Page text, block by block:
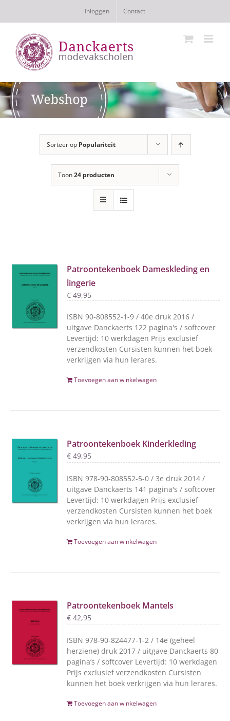
Inloggen Contact
Sorteer op Populariteit
Toon24 producten
Patroontekenboek Dameskleding en
lingerie
€ 49,95
ISBN 90-808552-1-9 / 40e druk 2016 /
uitgave Danckaerts 122 pagina's / softcover
Levertijd: 10 werkdagen Prijs exclusief
verzendkosten Cursisten kunnen het boek
verkrijgen via hun lerares.
Toevoegen aan winkelwagen
Patroontekenboek Kinderkleding
€ 49,95
ISBN 978-90-808552-5-0 / 3e druk 2014 /
uitgave Danckaerts 141 pagina's / softcover
Levertijd: 10 werkdagen Prijs exclusief
verzendkosten Cursisten kunnen het boek
verkrijgen via hun lerares.
Toevoegen aan winkelwagen
Patroontekenboek Mantels
€ 42,95
ISBN 978-90-824477-1-2 / 14e (geheel
herziene) druk 2017 / uitgave Danckaerts 80
pagina’s / softcover Levertijd: 10 werkdagen
Prijs exclusief verzendkosten Cursisten
kunnen het boek verkrijgen via hun lerares.
Toevoegen aan winkelwagen